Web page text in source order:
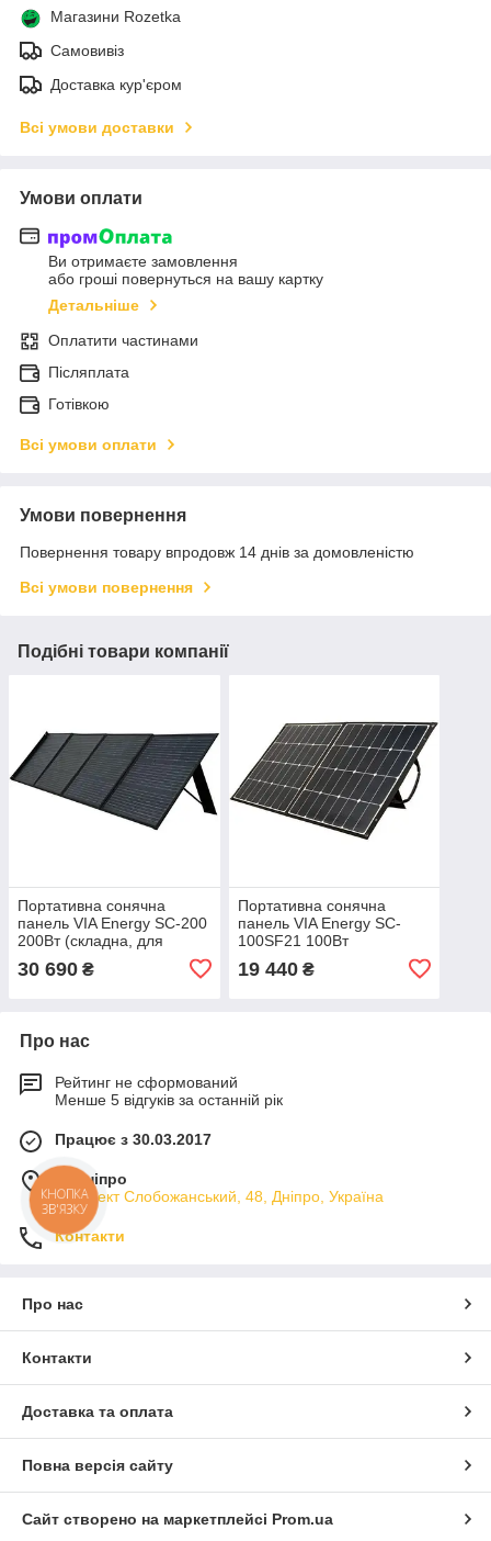
Магазини Rozetka
Самовивіз
Доставка кур'єром
Всі умови доставки
Умови оплати
Ви отримаєте замовлення
або гроші повернуться на вашу картку
Детальніше
Оплатити частинами
Післяплата
Готівкою
Всі умови оплати
Умови повернення
Повернення товару впродовж 14 днів за домовленістю
Всі умови повернення
Подібні товари компанії
Портативна сонячна
панель VIA Energy SC-200
200Вт (складна, для
зарядних станцій, роз'єм
MC4)
30 690 ₴
Портативна сонячна
панель VIA Energy SC-
100SF21 100Вт
19 440₴
Про нас
Рейтинг не сформований
Менше 5 відгуків за останній рік
Працює з 30.03.2017
м. Дніпро
проспект Слобожанський, 48, Дніпро, Україна
Контакти
Про нас
Контакти
Доставка та оплата
Повна версія сайту
Сайт створено на маркетплейсі Prom.ua
КНОПКА
ЗВ'ЯЗКУ